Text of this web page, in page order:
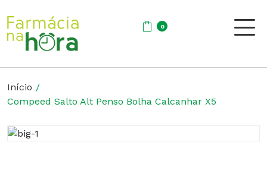
0
Início
Compeed Salto Alt Penso Bolha Calcanhar X5